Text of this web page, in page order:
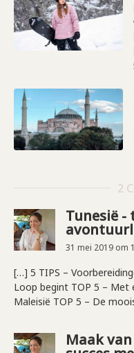
2
Tunesië -
31 mei 2019 om
[…] 5 TIPS –
Loop begint TOP 5 – Met
Maleisië TOP 5 – De
Maak